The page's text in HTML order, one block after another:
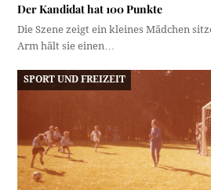
Der Kandidat hat 100 Punkte
Die Szene zeigt ein kleines Mädchen
Arm hält sie einen…
SPORT UND FREIZEIT